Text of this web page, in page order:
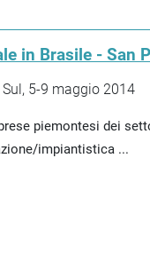
in Brasile - San
5-9 maggio 2014
piemontesi dei
impiantistica ...